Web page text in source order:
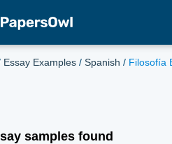
Essay Examples / Spanish / Filosofía
samples found